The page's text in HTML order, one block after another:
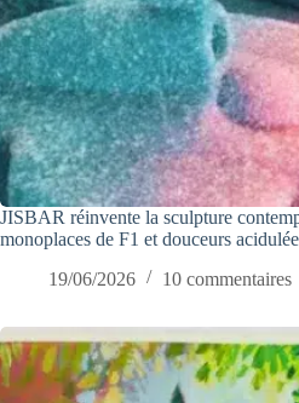
JISBAR réinvente la sculpture
monoplaces de F1 et douceurs
19/06/2026
10 commentaires